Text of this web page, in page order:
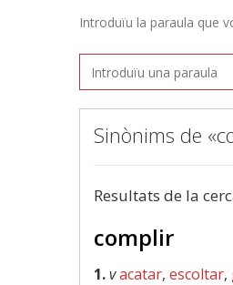
Introduïu la paraula que
Sinònims de
Resultats de la
complir
1.vacatar, escoltar,